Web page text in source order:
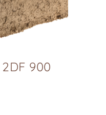
Produktseite
gewählt
werden
900